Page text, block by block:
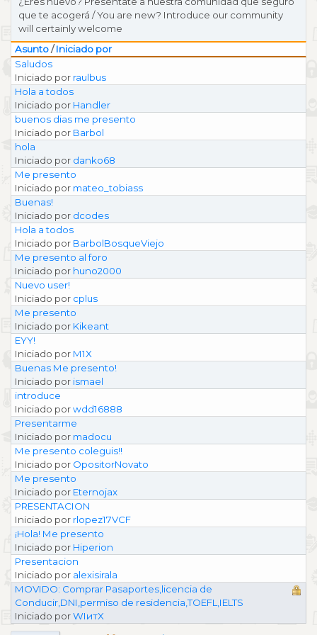
que te acogerá / You are new? Introduce our community
will certainly welcome
Asunto/Iniciado por
Saludos
Iniciado por raulbus
Hola a todos
Iniciado por Handler
buenos dias me presento
Iniciado por Barbol
hola
Iniciado por danko68
Me presento
Iniciado por mateo_tobiass
Buenas!
Iniciado por dcodes
Hola a todos
Iniciado por BarbolBosqueViejo
Me presento al foro
Iniciado por huno2000
Nuevo user!
Iniciado por cplus
Me presento
Iniciado por Kikeant
EYY!
Iniciado por M1X
Buenas Me presento!
Iniciado por ismael
introduce
Iniciado porwdd16888
Presentarme
Iniciado por madocu
Me presento coleguis!!
Iniciado por OpositorNovato
Me presento
Iniciado por Eternojax
PRESENTACION
Iniciado por rlopez17VCF
¡Hola! Me presento
Iniciado por Hiperion
Presentacion
Iniciado por alexisirala
MOVIDO: Comprar Pasaportes,licencia de
Conducir,DNI,permiso de residencia,TOEFL,IELTS
Iniciado porWIитX